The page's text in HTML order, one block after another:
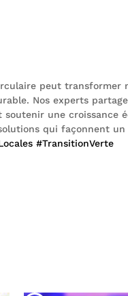
peut
Nos experts
une croissance
qui façonnent
#TransitionVerte